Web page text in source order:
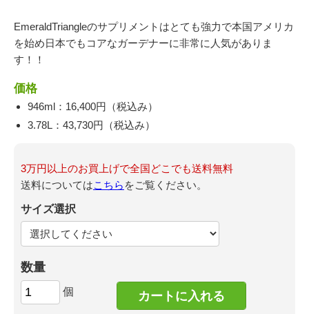
EmeraldTriangleのサプリメントはとても強力で本国アメリカ
を始め日本でもコアなガーデナーに非常に人気がありま
す！！
価格
946ml：16,400円（税込み）
3.78L：43,730円（税込み）
3万円以上のお買上げで全国どこでも送料無料
送料についてはこちら をご覧ください。
サイズ選択
数量
個